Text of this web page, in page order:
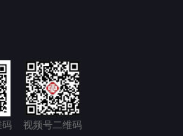
码 视频号二维码